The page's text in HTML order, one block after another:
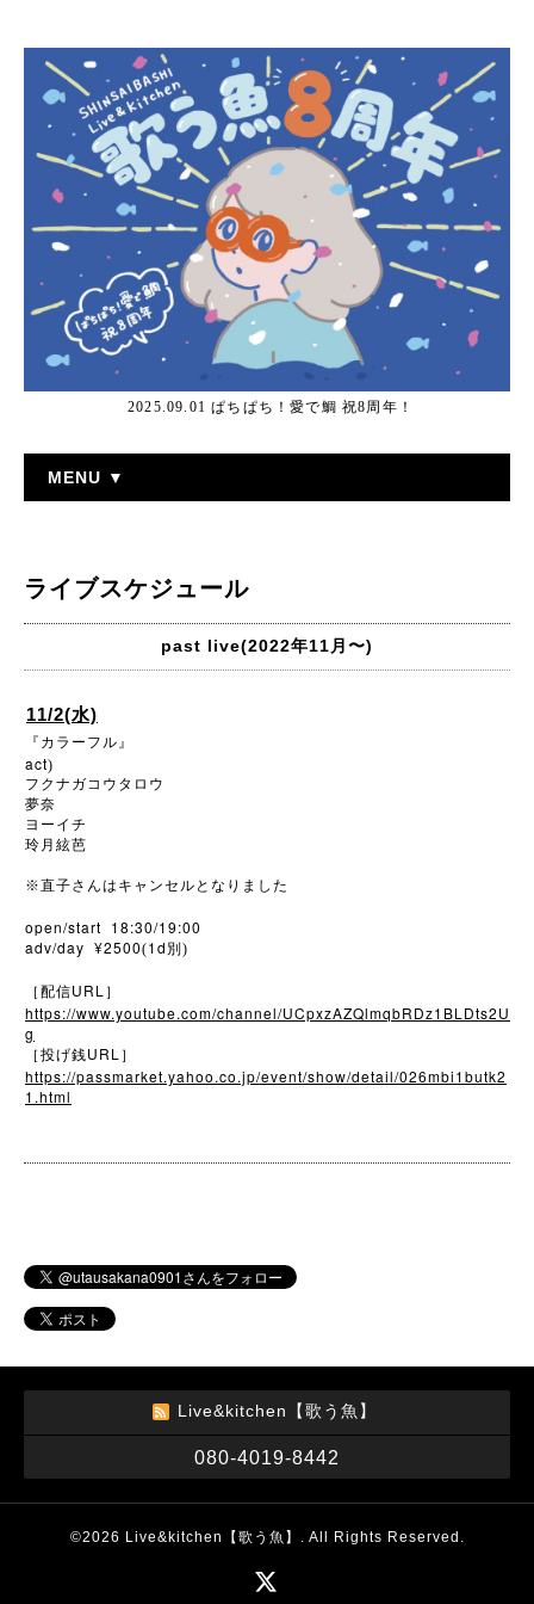
2025.09.01 ぱちぱち！愛で鯛 祝8周年！
MENU ▼
ライブスケジュール
past live(2022年11月〜)
11/2(水)
『カラーフル』
act)
フクナガコウタロウ
夢奈
ヨーイチ
玲月絃芭
※直子さんはキャンセルとなりました
open/start 18:30/19:00
adv/day ¥2500(1d 別)
［配信URL ］
https://www.youtube.com/channel/UCpxzAZQlmqbRDz1BLDts2U
g
［投げ銭URL ］
https://passmarket.yahoo.co.jp/event/show/detail/026mbi1butk2
1.html
Live&kitchen【歌う魚】
080-4019-8442
©2026 Live&kitchen【歌う魚】 . All Rights Reserved.